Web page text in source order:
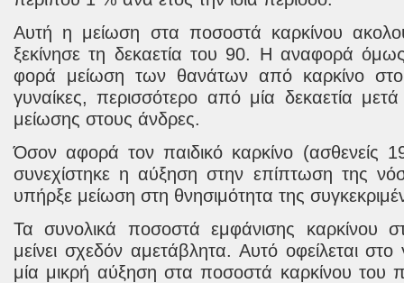
Αυτή η μείωση στα ποσοστά καρκίνου
ξεκίνησε τη δεκαετία του 90. Η αναφορά
φορά μείωση των θανάτων από καρκίνο
γυναίκες, περισσότερο από μία δεκαετία
μείωσης στους άνδρες.
Όσον αφορά τον παιδικό καρκίνο (ασθενείς
συνεχίστηκε η αύξηση στην επίπτωση της
υπήρξε μείωση στη θνησιμότητα της
Τα συνολικά ποσοστά εμφάνισης καρκίνου
μείνει σχεδόν αμετάβλητα. Αυτό οφείλεται
μία μικρή αύξηση στα ποσοστά καρκίνου του